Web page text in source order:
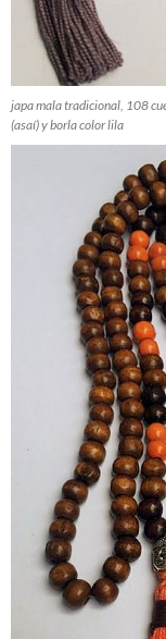
japa mala tradicional, 108
(asaí) y borla color lila